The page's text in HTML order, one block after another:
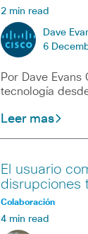
2 min read
Dave
6
Por Dave
tecnología
Leer mas
El usuario
disrupciones
Colaboración
4 min read